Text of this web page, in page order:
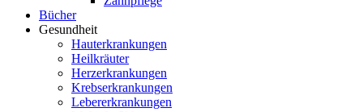
Bücher
Gesundheit
Hauterkrankungen
Heilkräuter
Herzerkrankungen
Krebserkrankungen
Lebererkrankungen